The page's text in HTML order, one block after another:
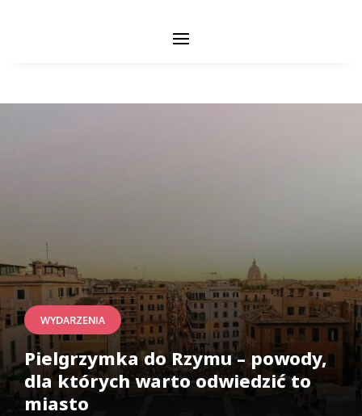
WYDARZENIA
Pielgrzymka do Rzymu – powody,
dla których warto odwiedzić to
miasto